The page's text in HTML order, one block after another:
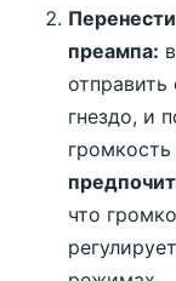
преампа:
гнездо, и
что